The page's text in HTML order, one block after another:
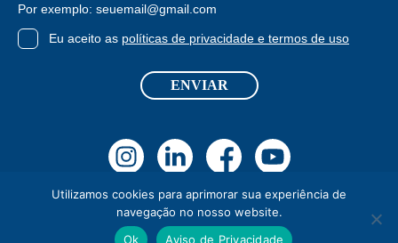
Por exemplo: seuemail@gmail.com
TermosEu aceito as políticas de privacidade e termos de uso
ENVIAR
Todos os Direitos Reservados 2023 - Barkus®
Políticas de privacidade e Termos de Uso
Utilizamos cookies para aprimorar sua experiência de
navegação no nosso website.
Ok
Aviso de Privacidade